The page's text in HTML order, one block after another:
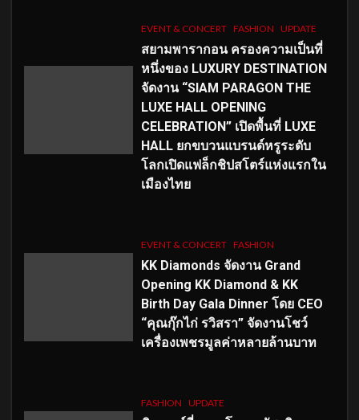
EVENT & CONCERT FASHION UPDATE
สยามพารากอน ครองความเป็นที่
หนึ่งของ LUXURY DESTINATION
จัดงาน “SIAM PARAGON THE
LUXE HALL OPENING
CELEBRATION” เปิดพื้นที่ LUXE
HALL ยกขบวนแบรนด์หรูระดับ
โลกเปิดแฟล็กชิปสโตร์แห่งแรกใน
เมืองไทย
EVENT & CONCERT FASHION
KK Diamonds จัดงาน Grand
Opening KK Diamond & KK
Birth Day Gala Dinner โดย CEO
“คุณกุ๊กไก่ รวิสรา” จัดงานโชว์
เครื่องเพชรมูลค่าหลายล้านบาท
FASHION UPDATE